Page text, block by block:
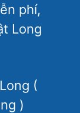
phí,
Long
(
)